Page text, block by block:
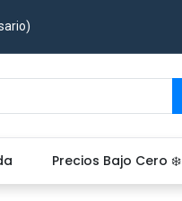
Precios Bajo Cero ❄️